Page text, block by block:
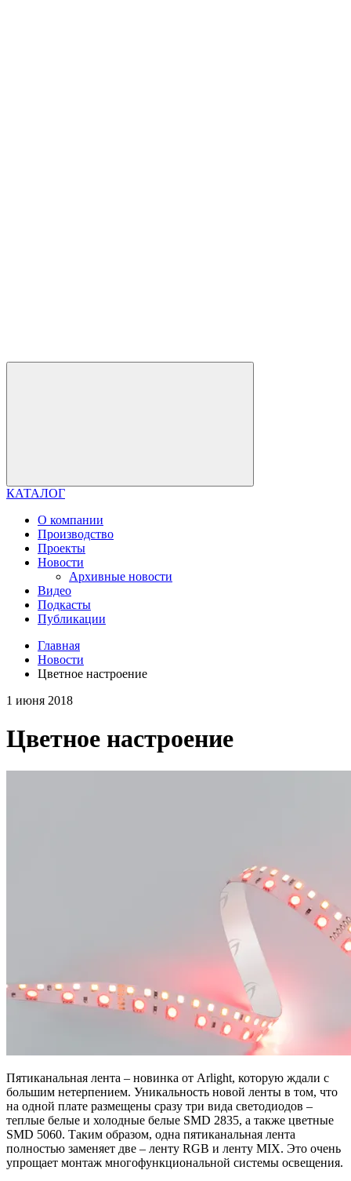
КАТАЛОГ
О компании
Производство
Проекты
Новости
Архивные новости
Видео
Подкасты
Публикации
Главная
Новости
Цветное настроение
1 июня 2018
Цветное настроение
Пятиканальная лента – новинка от Arlight, которую ждали с
большим нетерпением. Уникальность новой ленты в том, что
на одной плате размещены сразу три вида светодиодов –
теплые белые и холодные белые SMD 2835, а также цветные
SMD 5060. Таким образом, одна пятиканальная лента
полностью заменяет две – ленту RGB и ленту MIX. Это очень
упрощает монтаж многофункциональной системы освещения.